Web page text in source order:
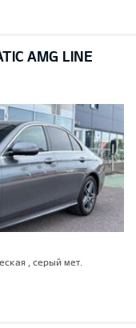
AMG LINE
, серый мет.